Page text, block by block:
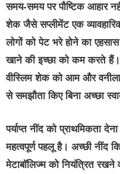
समय-समय पर पौष्टिक आहार
शेक जैसे सप्लीमेंट एक
लोगों को पेट भरे होने का
खाने की इच्छा को कम करते
वीस्लिम शेक को आम और
से समझौता किए बिना अच्छा
पर्याप्त नींद को प्राथमिकता
महत्वपूर्ण पहलू है। अच्छी नींद
मेटाबॉलिज्म को नियंत्रित रखने